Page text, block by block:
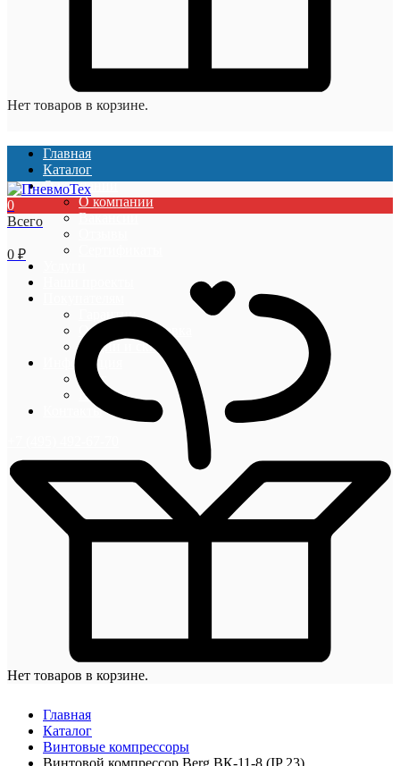
Нет товаров в корзине.
Главная
Каталог
О компании
О компании
Вакансии
Гарантии
Оплата и доставка
Акции и скидки
Информация
Блог
Новости
Контакты
0
Всего
0 ₽
Нет товаров в корзине.
Главная
Каталог
Винтовые компрессоры